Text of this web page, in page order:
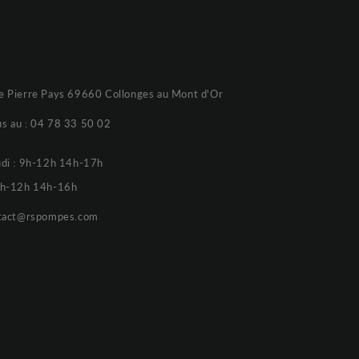
Pierre Pays 69660 Collonges au Mont d'Or
au :04 78 33 50 02
: 9h-12h 14h-17h
12h 14h-16h